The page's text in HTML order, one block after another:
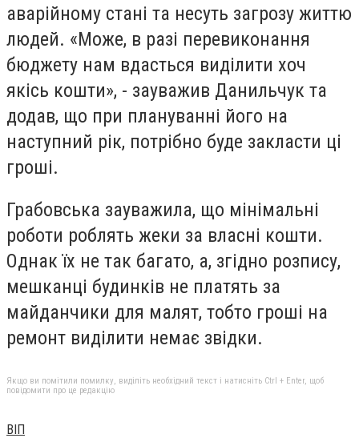
аварійному стані та несуть загрозу життю
людей. «Може, в разі перевиконання
бюджету нам вдасться виділити хоч
якісь кошти», - зауважив Данильчук та
додав, що при плануванні його на
наступний рік, потрібно буде закласти ці
гроші.
Грабовська зауважила, що мінімальні
роботи роблять жеки за власні кошти.
Однак їх не так багато, а, згідно розпису,
мешканці будинків не платять за
майданчики для малят, тобто гроші на
ремонт виділити немає звідки.
Якщо ви помітили помилку, виділіть необхідний текст і натисніть Ctrl + Enter, щоб
повідомити про це редакцію
ВІП